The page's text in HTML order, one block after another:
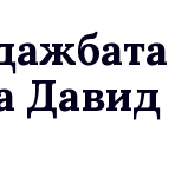
Давид